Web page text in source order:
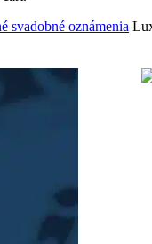
svadobné oznámenia